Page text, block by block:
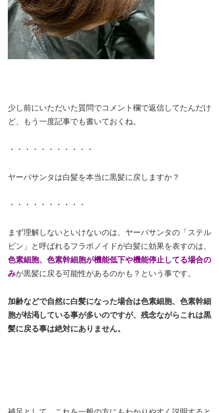
少し前にいただいた質問でコメント欄で返信してたんだけ
ど、もう一度記事でも書いておくね。
・・・・・・・・・・・
ヤーバサンタは白髪を本当に黒髪に戻しますか？
・・・・・・・・・・
まず理解しないといけないのは、ヤーバサンタの「ステル
ビン」と呼ばれるフラボノイドが白髪に効果を表すのは、
色素細胞、色素幹細胞が機能低下や機能停止してる場合の
みが黒髪に戻る可能性があるのかも？という事です。
加齢などで自然に白髪になった場合は色素細胞、色素幹細
胞が枯渇している事が多いのですが、残念ながらこれは黒
髪に戻る事は絶対にありません。